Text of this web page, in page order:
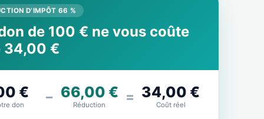
D’IMPÔT 66 %
de 100 € ne vous coûte
34,00 €
€
don
− 66,00 €
Réduction
= 34,00 €
Coût réel